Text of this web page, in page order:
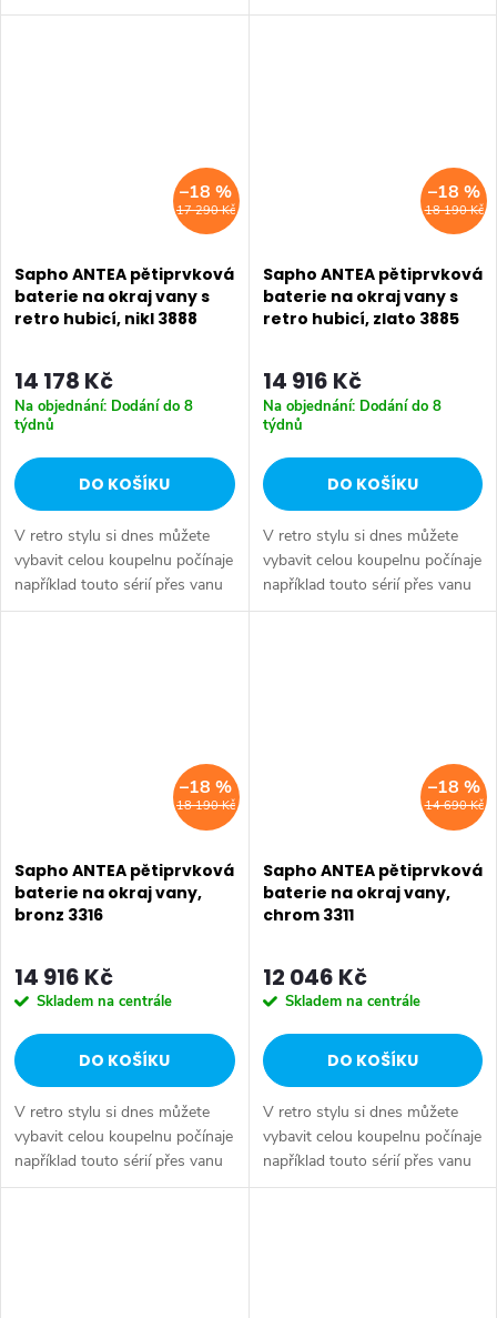
Retro, doplňky Diamond až po
Retro, doplňky Diamond až po
17 290 Kč
–18 %
Sapho ANTEA pětiprvková
baterie na okraj vany s
retro hubicí, nikl 3888
14 178 Kč
Na objednání: Dodání do 8
týdnů
DO KOŠÍKU
V retro stylu si dnes můžete
vybavit celou koupelnu počínaje
například touto sérií přes vanu
Retro, doplňky Diamond až po
18 190 Kč
–18 %
Sapho ANTEA pětiprvková
baterie na okraj vany s
retro hubicí, zlato 3885
14 916 Kč
Na objednání: Dodání do 8
týdnů
DO KOŠÍKU
V retro stylu si dnes můžete
vybavit celou koupelnu počínaje
například touto sérií přes vanu
Retro, doplňky Diamond až po
18 190 Kč
–18 %
Sapho ANTEA pětiprvková
baterie na okraj vany,
bronz 3316
14 916 Kč
Skladem na centrále
DO KOŠÍKU
V retro stylu si dnes můžete
vybavit celou koupelnu počínaje
například touto sérií přes vanu
Retro, doplňky Diamond až po
14 690 Kč
–18 %
Sapho ANTEA pětiprvková
baterie na okraj vany,
chrom 3311
12 046 Kč
Skladem na centrále
DO KOŠÍKU
V retro stylu si dnes můžete
vybavit celou koupelnu počínaje
například touto sérií přes vanu
Retro, doplňky Diamond až po